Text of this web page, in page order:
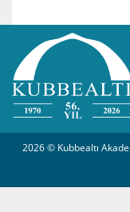
2026 © Kubbealtı